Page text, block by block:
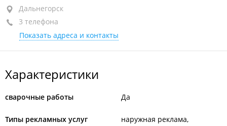
Дальнегорск, ул. Горького, 48
+7 (423) 257-25-72
+7 902 557-23-32
открыто: 09:00–18:00
Дальнегорск
3 телефона
Показать адреса и контакты
Характеристики
сварочные работы Да
Типы рекламных услуг
наружная реклама